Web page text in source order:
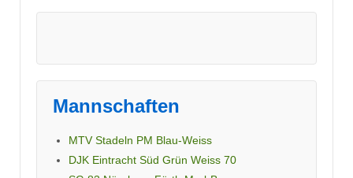
Mannschaften
MTV Stadeln PM Blau-Weiss
DJK Eintracht Süd Grün Weiss 70